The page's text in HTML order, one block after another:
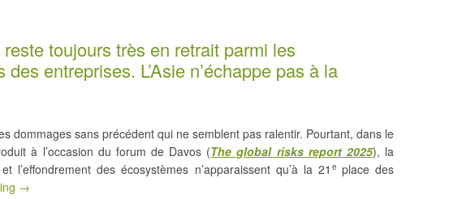
toujours très en retrait parmi les
entreprises. L’Asie n’échappe pas à la
dommages sans précédent qui ne semblent pas ralentir. Pourtant, dans le
à l’occasion du forum de Davos (The global risks report 2025), la
l’effondrement des écosystèmes n’apparaissent qu’à la 21 eplace des
→